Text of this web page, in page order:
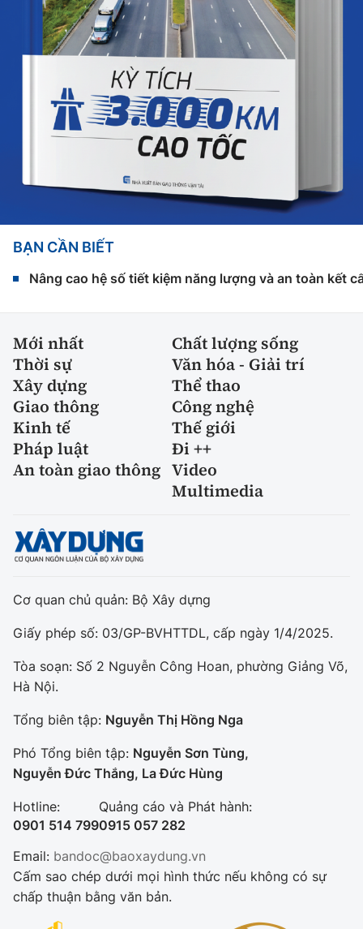
BẠN CẦN BIẾT
Nâng cao hệ số tiết kiệm năng lượng và an toàn kết
Mới nhất
Chất lượng sống
Thời sự
Văn hóa - Giải trí
Xây dựng
Thể thao
Giao thông
Công nghệ
Kinh tế
Thế giới
Pháp luật
Đi ++
An toàn giao thông Video
Multimedia
Cơ quan chủ quản: Bộ Xây dựng
Giấy phép số: 03/GP-BVHTTDL, cấp ngày 1/4/2025.
Tòa soạn: Số 2 Nguyễn Công Hoan, phường Giảng Võ,
Hà Nội.
Tổng biên tập: Nguyễn Thị Hồng Nga
Phó Tổng biên tập: Nguyễn Sơn Tùng,
Nguyễn Đức Thắng, La Đức Hùng
Hotline:
0901 514 799
Quảng cáo và Phát hành:
0915 057 282
Email: bandoc@baoxaydung.vn
Cấm sao chép dưới mọi hình thức nếu không có sự
chấp thuận bằng văn bản.